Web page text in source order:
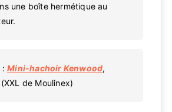
une boîte hermétique au
:Mini-hachoir Kenwood,
(XXL de Moulinex)